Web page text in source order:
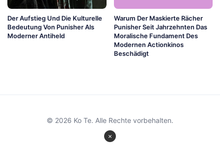
Der Aufstieg Und Die Kulturelle
Bedeutung Von Punisher Als
Moderner Antiheld
Warum Der Maskierte Rächer
Punisher Seit Jahrzehnten Das
Moralische Fundament Des
Modernen Actionkinos
Beschädigt
×
© 2026 Ko Te. Alle Rechte vorbehalten.